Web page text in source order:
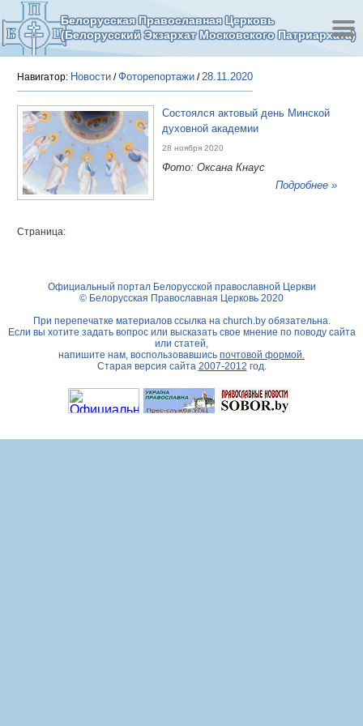
Белорусская Православная Церковь
(Белорусский Экзархат Московского Патриархата)
Навигатор: Новости /Фоторепортажи /28.11.2020
Состоялся актовый день Минской
духовной академии
28 ноября 2020
Фото: Оксана Кнаус
Подробнее »
Страница:
Официальный портал Белорусской православной Церкви
© Белорусская Православная Церковь 2020
При перепечатке материалов ссылка на church.byобязательна.
Если вы хотите задать вопрос или высказать свое мнение по поводу сайта
или статей,
напишите нам, воспользовавшись почтовой формой.
Старая версия сайта 2007-2012 год.